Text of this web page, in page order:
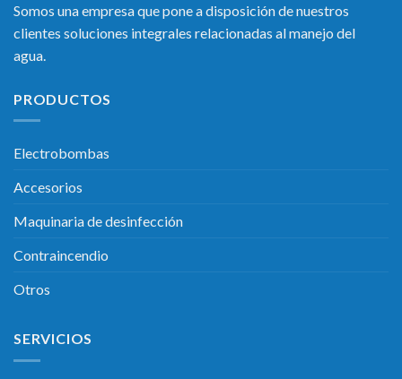
Somos una empresa que pone a disposición de nuestros
clientes soluciones integrales relacionadas al manejo del
agua.
PRODUCTOS
Electrobombas
Accesorios
Maquinaria de desinfección
Contraincendio
Otros
SERVICIOS